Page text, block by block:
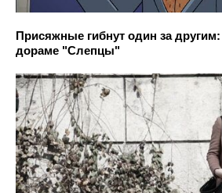
Присяжные гибнут один за другим:
дораме "Слепцы"